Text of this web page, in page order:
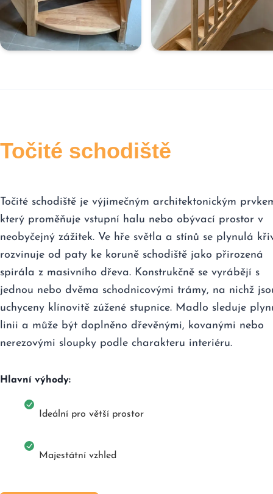
Točité schodiště
Točité schodiště je výjimečným architektonickým
který proměňuje vstupní halu nebo obývací prostor v
neobyčejný zážitek. Ve hře světla a stínů se plynulá
rozvinuje od paty ke koruně schodiště jako přirozená
spirála z masivního dřeva. Konstrukčně se vyrábějí s
jednou nebo dvěma schodnicovými trámy, na nichž
uchyceny klínovitě zúžené stupnice. Madlo sleduje
linii a může být doplněno dřevěnými, kovanými nebo
nerezovými sloupky podle charakteru interiéru.
Hlavní výhody:
Ideální pro větší prostor
Majestátní vzhled